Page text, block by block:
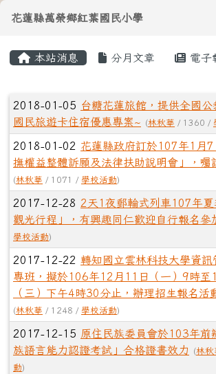
花蓮縣萬榮鄉紅葉國民小
導覽列
花蓮縣萬榮鄉紅葉國民小學
本站消息 分月文章 電子
文章列表
2018-01-05 台糖花蓮旅館，提供全國
國民旅遊卡住宿優惠專案~
(林秋華 / 1360 /
2018-01-02 花蓮縣政府訂於107年1月7
撫權益整體訴願及法律扶助說明會」，囑
(林秋華 / 1071 / 學校活動)
2017-12-28 2天1夜郵輪式列車107年夏
觀光行程」，有興趣同仁歡迎自行報名參
學校活動)
2017-12-22 轉知國立雲林科技大學資訊
專班，擬於106年12月11日（一）9時至
（三）下午4時30分止，辦理招生報名活
(林秋華 / 1248 / 學校活動)
2017-12-15 原住民族委員會於103年前
族語言能力認證考試」合格證書效力
(林秋
動)